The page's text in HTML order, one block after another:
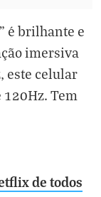
é brilhante e
imersiva
este celular
Tem
de todos